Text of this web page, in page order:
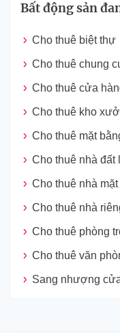
Bất động sản
Cho thuê biệt thự
Cho thuê chung
Cho thuê cửa
Cho thuê kho
Cho thuê mặt
Cho thuê nhà đất
Cho thuê nhà
Cho thuê nhà
Cho thuê phòng
Cho thuê văn
Sang nhượng